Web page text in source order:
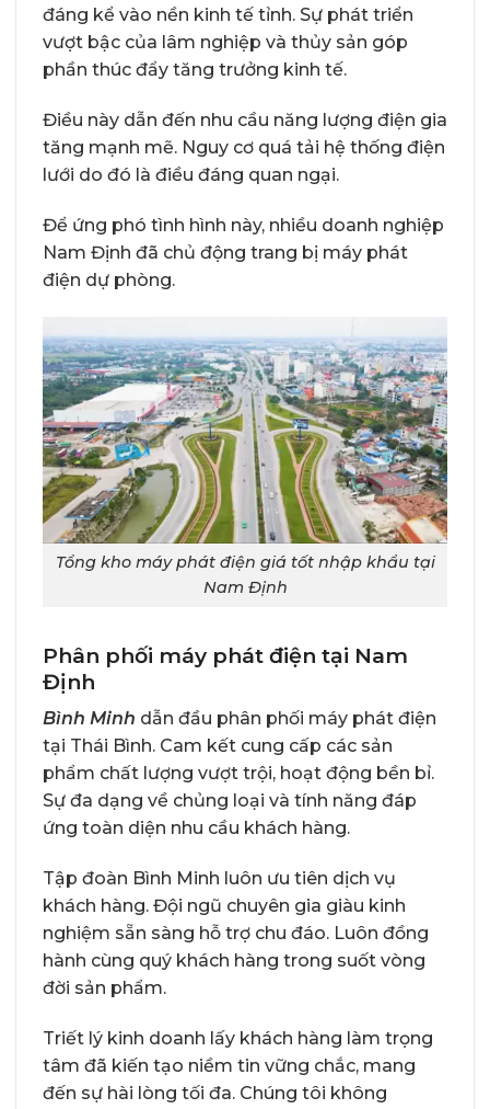
đáng kể vào nền kinh tế tỉnh. Sự phát triển
vượt bậc của lâm nghiệp và thủy sản góp
phần thúc đẩy tăng trưởng kinh tế.
Điều này dẫn đến nhu cầu năng lượng điện gia
tăng mạnh mẽ. Nguy cơ quá tải hệ thống điện
lưới do đó là điều đáng quan ngại.
Để ứng phó tình hình này, nhiều doanh nghiệp
Nam Định đã chủ động trang bị máy phát
điện dự phòng.
Tổng kho máy phát điện giá tốt nhập khẩu tại
Nam Định
Phân phối máy phát điện tại Nam
Định
Bình Minh dẫn đầu phân phối máy phát điện
tại Thái Bình. Cam kết cung cấp các sản
phẩm chất lượng vượt trội, hoạt động bền bỉ.
Sự đa dạng về chủng loại và tính năng đáp
ứng toàn diện nhu cầu khách hàng.
Tập đoàn Bình Minh luôn ưu tiên dịch vụ
khách hàng. Đội ngũ chuyên gia giàu kinh
nghiệm sẵn sàng hỗ trợ chu đáo. Luôn đồng
hành cùng quý khách hàng trong suốt vòng
đời sản phẩm.
Triết lý kinh doanh lấy khách hàng làm trọng
tâm đã kiến tạo niềm tin vững chắc, mang
đến sự hài lòng tối đa. Chúng tôi không